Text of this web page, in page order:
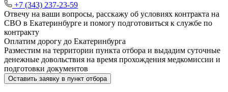
+7 (343) 237-23-59
Отвечу на ваши вопросы, расскажу об условиях контракта на
СВО в Екатеринбурге и помогу подготовиться к службе по
контракту
Оплатим дорогу до Екатеринбурга
Разместим на территории пункта отбора и выдадим суточные
денежные довольствия на время прохождения медкомиссии и
подготовки документов
Оставить заявку в пункт отбора